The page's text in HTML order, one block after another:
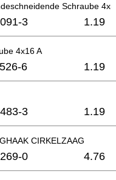
Schraube 4x50
3 1.19
4x16 A
6 1.19
3 1.19
CIRKELZAAG
0 4.76